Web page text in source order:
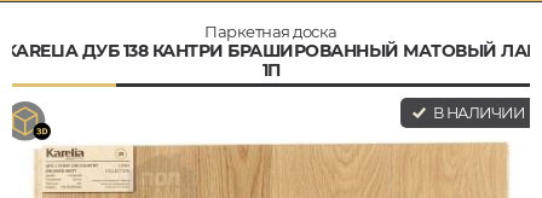
Паркетная доска
KARELIA ДУБ 138 КАНТРИ БРАШИРОВАННЫЙ МАТОВЫЙ ЛАК
1П
В НАЛИЧИИ